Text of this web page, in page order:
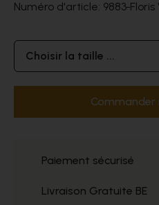
Numéro d'article: 9883
Choisir la taille ...
Paiement sécurisé
Livraison Gratuite BE